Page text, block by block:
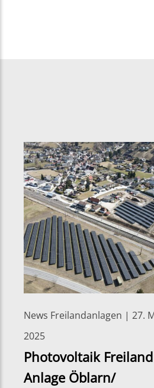
News Freilandanlagen | 27.
2025
Photovoltaik Freiland
Anlage Öblarn/